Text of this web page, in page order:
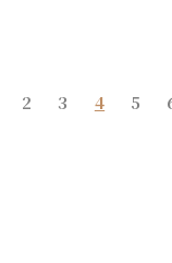
2 3 4 5